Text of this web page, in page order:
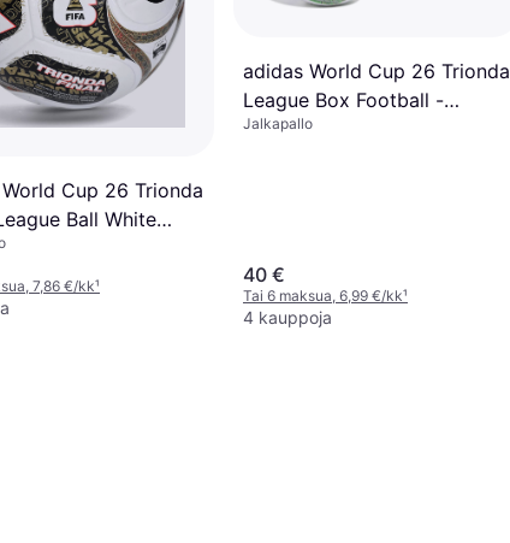
Cup 26 Trionda
Ball White
Metallic
7,86 €/kk¹
adidas World Cup 26 Trionda
League Box Football -
Valkoinen
Jalkapallo
40 €
Tai 6 maksua, 6,99 €/kk¹
4 kauppoja